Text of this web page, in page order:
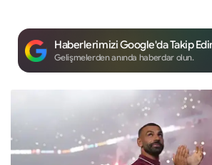
Haberlerimizi Google'da Takip
Gelişmelerden anında haberdar olun.